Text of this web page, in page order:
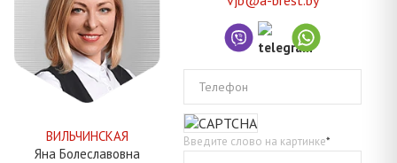
ВИЛЬЧИНСКАЯ
Яна Болеславовна
Телефон
Введите слово на картинке*